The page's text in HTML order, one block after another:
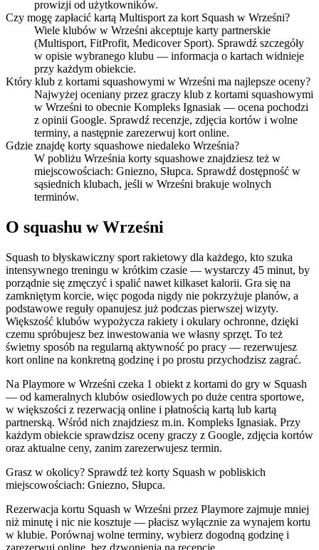
prowizji od użytkowników.
Czy mogę zapłacić kartą Multisport za kort Squash w Wrześni?
Wiele klubów w Wrześni akceptuje karty partnerskie
(Multisport, FitProfit, Medicover Sport). Sprawdź szczegóły
w opisie wybranego klubu — informacja o kartach widnieje
przy każdym obiekcie.
Który klub z kortami squashowymi w Wrześni ma najlepsze oceny?
Najwyżej oceniany przez graczy klub z kortami squashowymi
w Wrześni to obecnie Kompleks Ignasiak — ocena pochodzi
z opinii Google. Sprawdź recenzje, zdjęcia kortów i wolne
terminy, a następnie zarezerwuj kort online.
Gdzie znajdę korty squashowe niedaleko Września?
W pobliżu Września korty squashowe znajdziesz też w
miejscowościach: Gniezno, Słupca. Sprawdź dostępność w
sąsiednich klubach, jeśli w Wrześni brakuje wolnych
terminów.
O squashu w Wrześni
Squash to błyskawiczny sport rakietowy dla każdego, kto szuka
intensywnego treningu w krótkim czasie — wystarczy 45 minut, by
porządnie się zmęczyć i spalić nawet kilkaset kalorii. Gra się na
zamkniętym korcie, więc pogoda nigdy nie pokrzyżuje planów, a
podstawowe reguły opanujesz już podczas pierwszej wizyty.
Większość klubów wypożycza rakiety i okulary ochronne, dzięki
czemu spróbujesz bez inwestowania we własny sprzęt. To też
świetny sposób na regularną aktywność po pracy — rezerwujesz
kort online na konkretną godzinę i po prostu przychodzisz zagrać.
Na Playmore w Wrześni czeka 1 obiekt z kortami do gry w Squash
— od kameralnych klubów osiedlowych po duże centra sportowe,
w większości z rezerwacją online i płatnością kartą lub kartą
partnerską. Wśród nich znajdziesz m.in. Kompleks Ignasiak. Przy
każdym obiekcie sprawdzisz oceny graczy z Google, zdjęcia kortów
oraz aktualne ceny, zanim zarezerwujesz termin.
Grasz w okolicy? Sprawdź też korty Squash w pobliskich
miejscowościach: Gniezno, Słupca.
Rezerwacja kortu Squash w Wrześni przez Playmore zajmuje mniej
niż minutę i nic nie kosztuje — płacisz wyłącznie za wynajem kortu
w klubie. Porównaj wolne terminy, wybierz dogodną godzinę i
zarezerwuj online, bez dzwonienia na recepcję.